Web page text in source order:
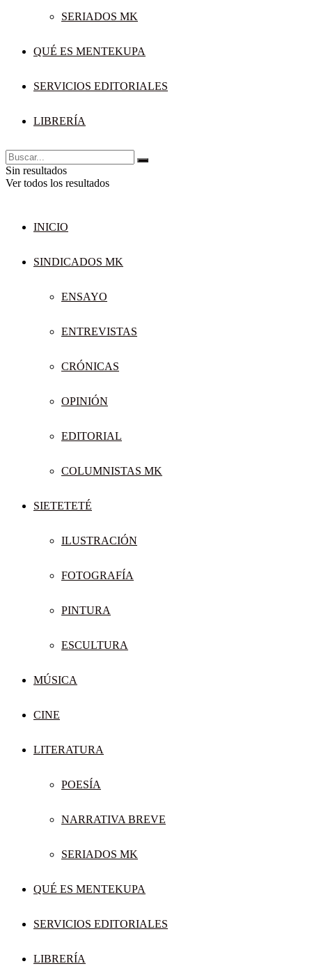
SERIADOS MK
QUÉ ES MENTEKUPA
SERVICIOS EDITORIALES
LIBRERÍA
Sin resultados
Ver todos los resultados
INICIO
SINDICADOS MK
ENSAYO
ENTREVISTAS
CRÓNICAS
OPINIÓN
EDITORIAL
COLUMNISTAS MK
SIETETETÉ
ILUSTRACIÓN
FOTOGRAFÍA
PINTURA
ESCULTURA
MÚSICA
CINE
LITERATURA
POESÍA
NARRATIVA BREVE
SERIADOS MK
QUÉ ES MENTEKUPA
SERVICIOS EDITORIALES
LIBRERÍA